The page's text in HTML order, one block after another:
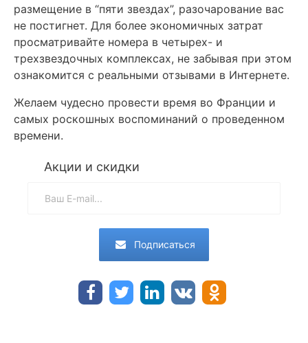
размещение в “пяти звездах”, разочарование вас
не постигнет. Для более экономичных затрат
просматривайте номера в четырех- и
трехзвездочных комплексах, не забывая при этом
ознакомится с реальными отзывами в Интернете.
Желаем чудесно провести время во Франции и
самых роскошных воспоминаний о проведенном
времени.
Акции и скидки